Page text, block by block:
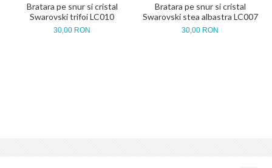
Bratara pe snur si cristal
Swarovski trifoi LC010
30,00 RON
Bratara pe snur si cristal
Swarovski stea albastra LC007
30,00 RON